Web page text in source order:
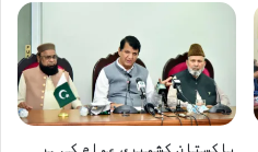
پاکستان کشمیری عوام کی ہر